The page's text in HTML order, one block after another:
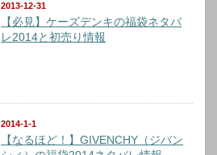
2013-12-31
【必見】ケーズデンキの福袋ネタバ
レ2014と初売り情報
2014-1-1
【なるほど！】GIVENCHY（ジバン